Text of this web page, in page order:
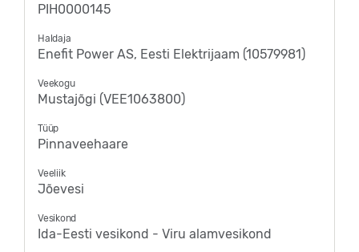
PIH0000145
Haldaja
Enefit Power AS, Eesti Elektrijaam (10579981)
Veekogu
Mustajõgi (VEE1063800)
Tüüp
Pinnaveehaare
Veeliik
Jõevesi
Vesikond
Ida-Eesti vesikond - Viru alamvesikond